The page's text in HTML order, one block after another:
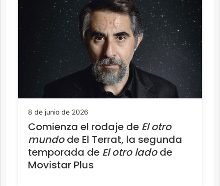
8 de junio de 2026
Comienza el rodaje de El otro
mundode El Terrat, la segunda
temporada de El otro ladode
Movistar Plus